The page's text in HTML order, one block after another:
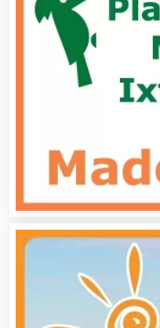
Agua Purificada
Alarmas
Albercas
Alimentos